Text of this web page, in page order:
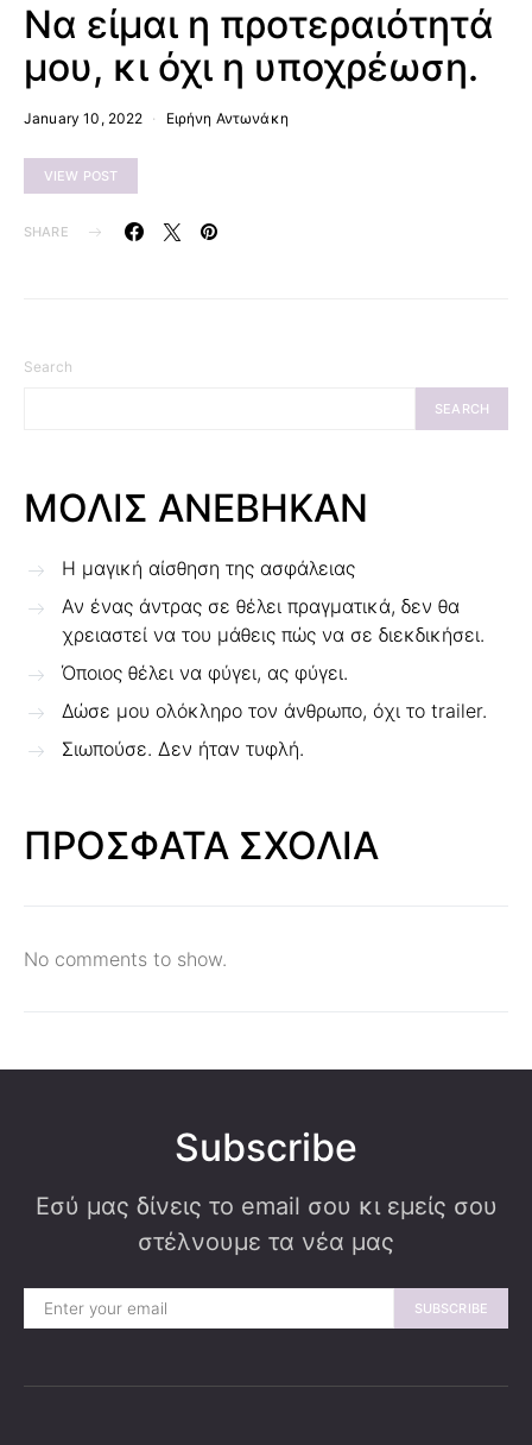
Να είμαι η προτεραιότητά
μου, κι όχι η υποχρέωση.
January 10, 2022 Ειρήνη Αντωνάκη
VIEW POST
SHARE
Search
SEARCH
ΜΟΛΙΣ ΑΝΕΒΗΚΑΝ
Η μαγική αίσθηση της ασφάλειας
Αν ένας άντρας σε θέλει πραγματικά, δεν θα
χρειαστεί να του μάθεις πώς να σε διεκδικήσει.
Όποιος θέλει να φύγει, ας φύγει.
Δώσε μου ολόκληρο τον άνθρωπο, όχι το trailer.
Σιωπούσε. Δεν ήταν τυφλή.
ΠΡΟΣΦΑΤΑ ΣΧΟΛΙΑ
No comments to show.
Subscribe
Εσύ μας δίνεις το email σου κι εμείς σου
στέλνουμε τα νέα μας
SUBSCRIBE